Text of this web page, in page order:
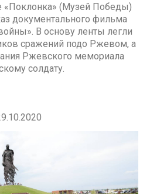
«Поклонка» (Музей Победы)
документального фильма
В основу ленты легли
сражений подо Ржевом, а
Ржевского мемориала
солдату.